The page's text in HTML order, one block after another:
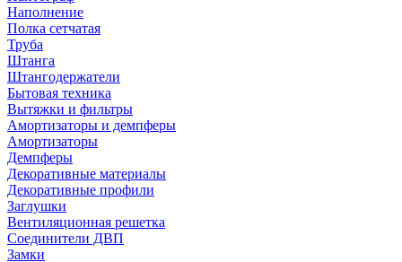
Наполнение
Полка сетчатая
Труба
Штанга
Штангодержатели
Бытовая техника
Вытяжки и фильтры
Амортизаторы и демпферы
Амортизаторы
Демпферы
Декоративные материалы
Декоративные профили
Заглушки
Вентиляционная решетка
Соединители ДВП
Замки